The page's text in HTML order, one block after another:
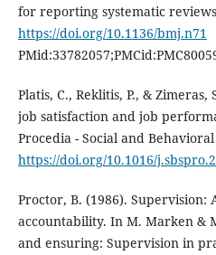
for reporting systematic
https://doi.org/10.1136/bmj.n71
Platis, C., Reklitis, P., &
job satisfaction and job
Procedia - Social and Behavioral
https://doi.org/10.1016/
Proctor, B. (1986). Supervision:
accountability. In M. Marken &
and ensuring: Supervision in